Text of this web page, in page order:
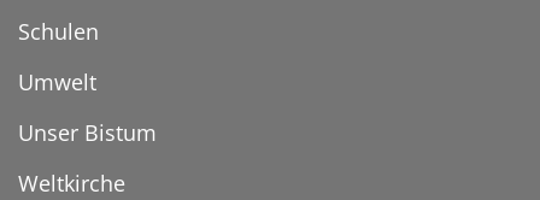
Schulen
Umwelt
Unser Bistum
Weltkirche